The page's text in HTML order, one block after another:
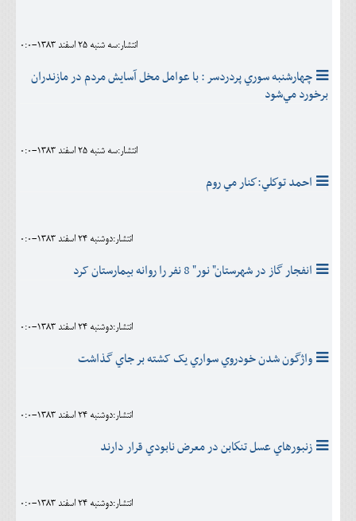
انتشار:سه شنبه 25 اسفند 1383-0:0
چهارشنبه سوري پردردسر : با عوامل مخل آسايش مردم در مازندران
برخورد مي‌شود
انتشار:سه شنبه 25 اسفند 1383-0:0
احمد توكلي:كنار مي روم
انتشار:دوشنبه 24 اسفند 1383-0:0
انفجار گاز در شهرستان" نور" 8 نفر را روانه بيمارستان کرد
انتشار:دوشنبه 24 اسفند 1383-0:0
واژگون شدن خودروي سواري يک کشته بر جاي گذاشت
انتشار:دوشنبه 24 اسفند 1383-0:0
زنبورهاي عسل تنكابن در معرض نابودي قرار دارند
انتشار:دوشنبه 24 اسفند 1383-0:0